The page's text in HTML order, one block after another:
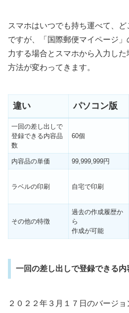
スマホはいつでも持ち運べて、ど
ですが、「国際郵便マイページ
力する場合とスマホから入力し
方法が変わってきます。
違い パソコン版
一回の差し出しで
登録できる内容品
数
60個
内容品の単価 99,999,999円
ラベルの印刷 自宅で印刷
その他の特徴
過去の作成履歴か
ら
作成が可能
一回の差し出しで登録できる内
２０２２年３月１７日のバージ